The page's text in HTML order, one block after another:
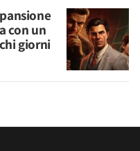
con un
giorni